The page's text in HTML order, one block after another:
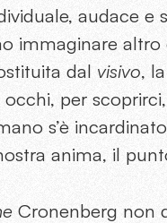
audace e
immaginare
dal visivo,
per
s’è
anima, il
Cronenberg non